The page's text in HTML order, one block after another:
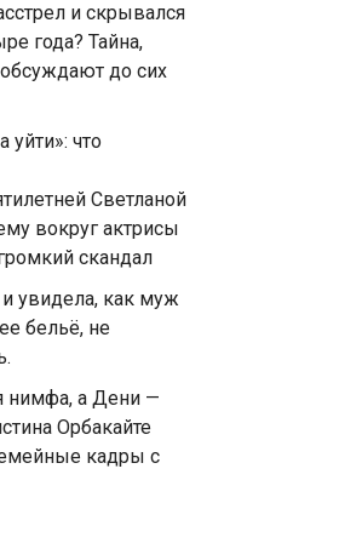
и скрывался
года? Тайна,
до сих
уйти»: что
Светланой
вокруг актрисы
скандал
увидела, как муж
бельё, не
нимфа, а Дени —
Орбакайте
кадры с